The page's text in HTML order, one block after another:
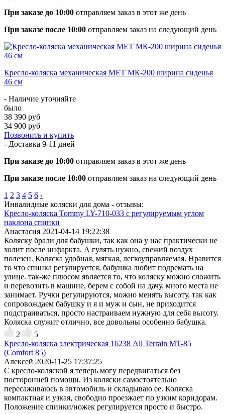
При заказе до 10:00 отправляем заказ в этот же день
При заказе после 10:00 отправляем заказ на следующий день
Кресло-коляска механическая МЕТ МК-200 ширина сиденья
46 см
- Наличие уточняйте
было
38 390 руб
34 900 руб
Позвонить и купить
- Доставка 9-11 дней
При заказе до 10:00 отправляем заказ в этот же день
При заказе после 10:00 отправляем заказ на следующий день
1 2 3 4 5 6 ›
Инвалидные коляски для дома - отзывы:
Кресло-коляска Tommy LY-710-033 с регулируемым углом
наклона спинки
Анастасия 2021-04-14 19:22:38
Коляску брали для бабушки, так как она у нас практически не
холит после инфаркта. А гулять нужно, свежий воздух
полезен. Коляска удобная, мягкая, легкоуправляемая. Нравится
то что спинка регулируется, бабушка любит подремать на
улице. так-же плюсом является то, что коляску можно сложить
и перевозить в машине, берем с собой на дачу, много места не
занимает. Ручки регулируются, можно менять высоту, так как
сопровождаем бабушку и я и муж и сын, не приходится
подстраиваться, просто настраиваем нужную для себя высоту.
Коляска служит отлично, все довольны особенно бабушка.
2
5
Кресло-коляска электрическая 16238 All Terrain MT-85
(Comfort 85)
Алексей 2020-11-25 17:37:25
С кресло-коляской я теперь могу передвигаться без
посторонней помощи. Из коляски самостоятельно
пересаживаюсь в автомобиль и складываю ее. Коляска
компактная и узкая, свободно проезжает по узким коридорам.
Положение спинки/ножек регулируется просто и быстро.